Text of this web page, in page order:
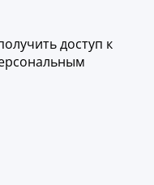
доступ к